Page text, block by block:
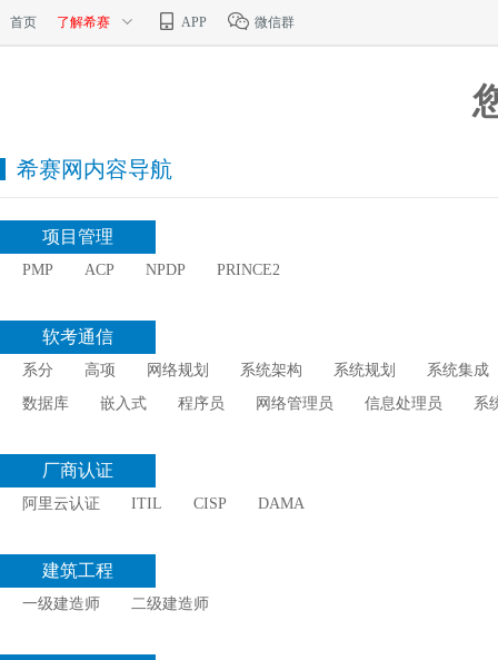
首页 了解希赛 APP 微信群
希赛网内容导航
项目管理
PMP ACP NPDP PRINCE2
软考通信
系分 高项 网络规划 系统架构 系统规划
系统集成
数据库
嵌入式 程序员 网络管理员 信息处理员 系
厂商认证
阿里云认证 ITIL CISP DAMA
建筑工程
一级建造师 二级建造师